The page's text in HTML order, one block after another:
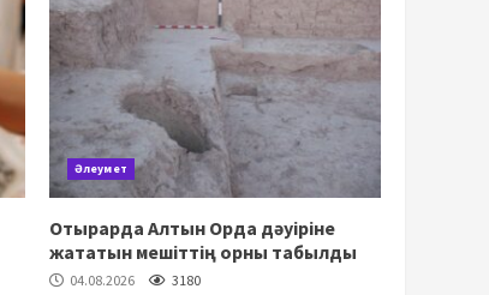
Әлеумет
Отырарда Алтын Орда дәуіріне
жататын мешіттің орны табылды
04.08.2026 3180